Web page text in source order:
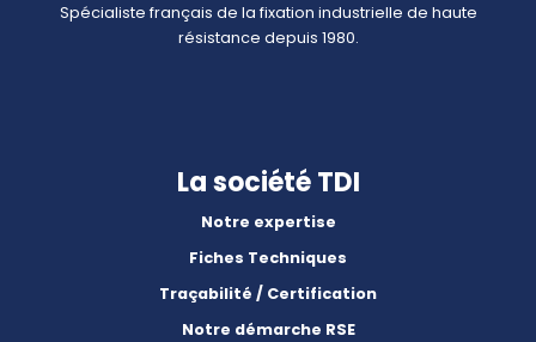
Spécialiste français de la fixation industrielle de haute
résistance depuis 1980.
La société TDI
Notre expertise
Fiches Techniques
Traçabilité / Certification
Notre démarche RSE